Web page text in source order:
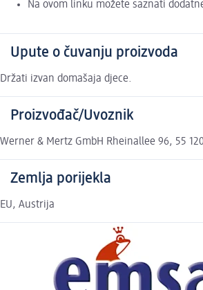
Na ovom linku možete saznati
Upute o čuvanju proizvoda
Držati izvan domašaja djece.
Proizvođač/Uvoznik
Werner & Mertz GmbH Rheinallee 96, 55
Zemlja porijekla
EU, Austrija